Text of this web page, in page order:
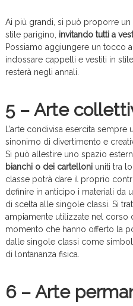
Ai più grandi, si può proporre
stile parigino, invitando tutti a
Possiamo aggiungere un tocco
indossare cappelli e vestiti in
resterà negli annali.
5 – Arte
L’arte condivisa esercita
sinonimo di divertimento e
Si può allestire uno spazio
bianchi o dei cartelloniuniti tra
classe potrà dare il proprio
definire in anticipo i materiali da
di scelta alle singole classi. Si
ampiamente utilizzate nel corso
momento che hanno offerto la
dalle singole classi come
di lontananza fisica.
6 – Arte